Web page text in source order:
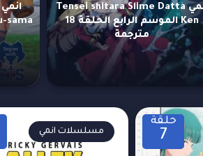
انمي Tensei shitara Slime Datta
Ken الموسم الرابع الحلقة 18
مترجمة
حلقة
7 مسلسلات انمي